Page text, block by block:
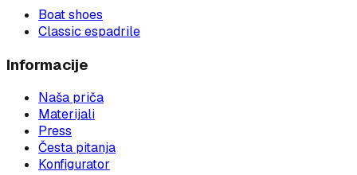
Boat shoes
Classic espadrile
Informacije
Naša priča
Materijali
Press
Česta pitanja
Konfigurator